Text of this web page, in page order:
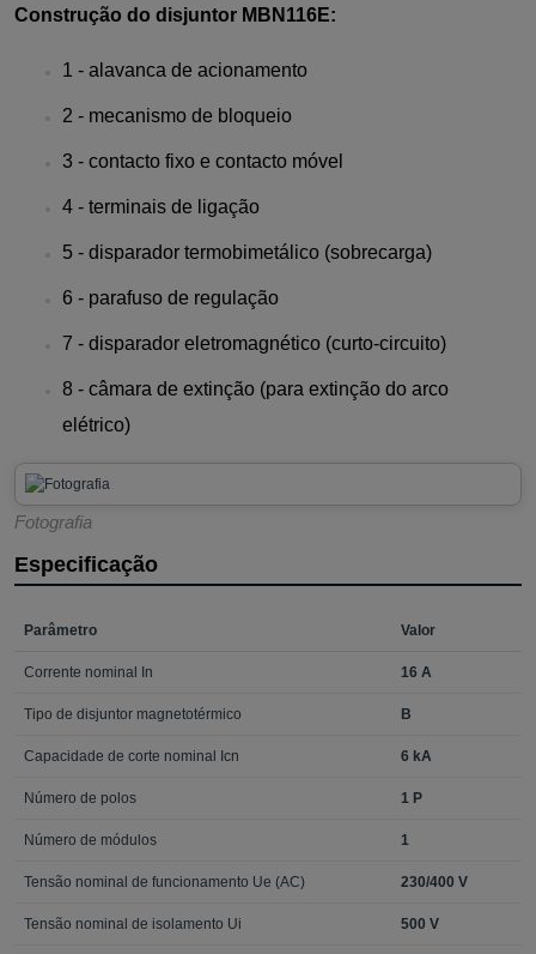
Construção do disjuntor MBN116E:
1 - alavanca de acionamento
2 - mecanismo de bloqueio
3 - contacto fixo e contacto móvel
4 - terminais de ligação
5 - disparador termobimetálico (sobrecarga)
6 - parafuso de regulação
7 - disparador eletromagnético (curto-circuito)
8 - câmara de extinção (para extinção do arco
elétrico)
Fotografia
Especificação
Parâmetro Valor
Corrente nominal In 16 A
Tipo de disjuntor magnetotérmico B
Capacidade de corte nominal Icn 6 kA
Número de polos 1 P
Número de módulos 1
Tensão nominal de funcionamento Ue (AC) 230/400 V
Tensão nominal de isolamento Ui 500 V